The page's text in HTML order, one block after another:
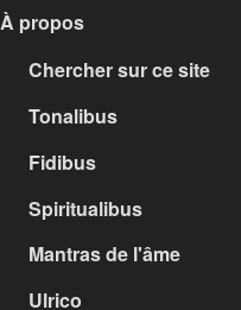
À propos
Chercher sur ce site
Tonalibus
Fidibus
Spiritualibus
Mantras de l'âme
Ulrico